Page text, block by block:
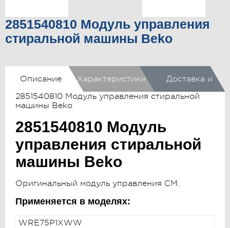
2851540810 Модуль управления
стиральной машины Beko
Описание Характеристики Доставка и
2851540810 Модуль управления стиральной
машины Beko
2851540810 Модуль
управления стиральной
машины Beko
Оригинальный модуль управления СМ.
Применяется в моделях:
WRE75P1XWW